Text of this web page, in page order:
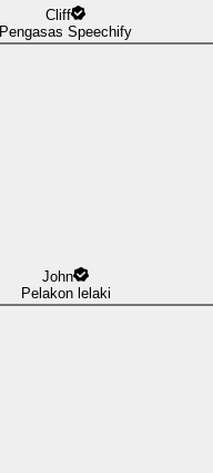
Cliff
Pengasas Speechify
John
Pelakon lelaki